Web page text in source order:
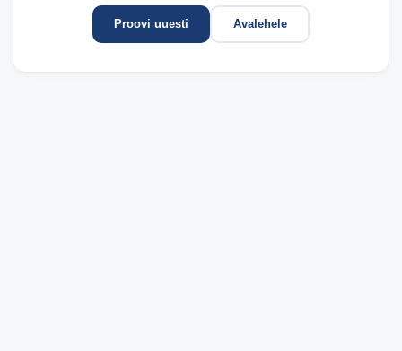
Proovi uuesti Avalehele